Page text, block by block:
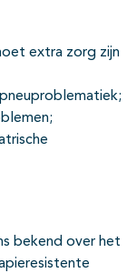
extra zorg zijn
bekend over het